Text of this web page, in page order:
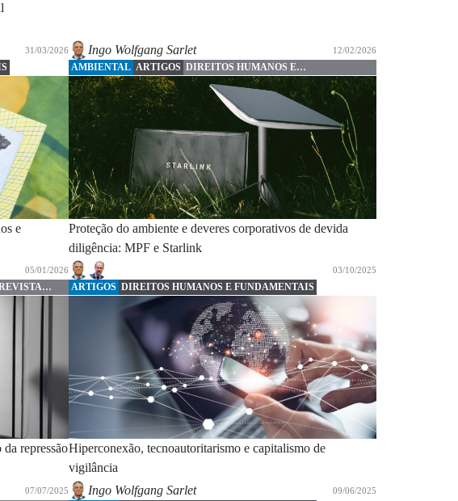
31/03/2026 Ingo Wolfgang Sarlet 12/02/2026
e
05/01/2026
AMBIENTAL ARTIGOS DIREITOS HUMANOS E
FUNDAMENTAIS
Proteção do ambiente e deveres corporativos de devida
diligência: MPF e Starlink
03/10/2025
repressão
07/07/2025
ARTIGOS DIREITOS HUMANOS E FUNDAMENTAIS
Hiperconexão, tecnoautoritarismo e capitalismo de
vigilância
Ingo Wolfgang Sarlet
09/06/2025